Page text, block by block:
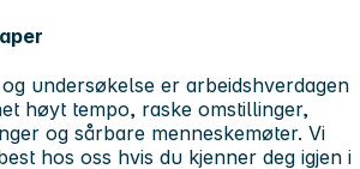
undersøkelse er arbeidshverdagen
høyt tempo, raske omstillinger,
og sårbare menneskemøter. Vi
hos oss hvis du kjenner deg igjen i